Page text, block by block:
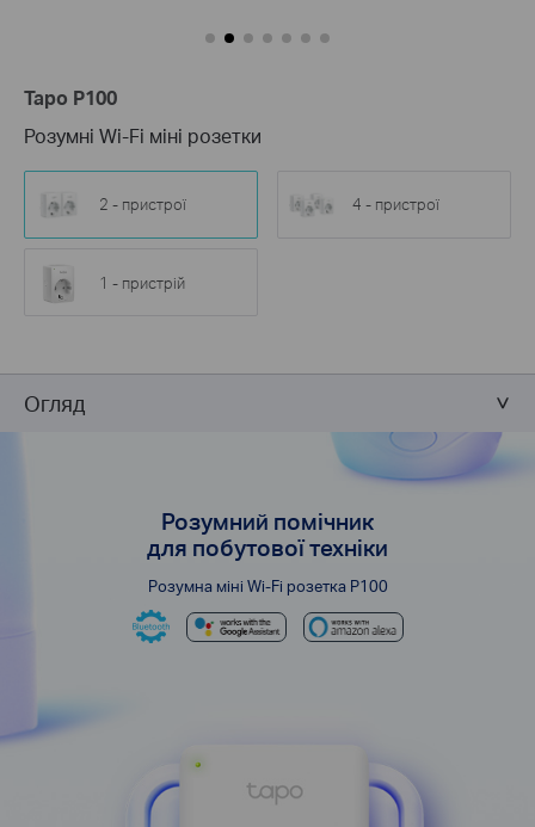
Tapo P100
Розумні Wi-Fi міні розетки
2 - пристрої 4 - пристрої
1 - пристрій
Огляд
Розумний помічник
для побутової техніки
Розумна міні Wi-Fi розетка P100